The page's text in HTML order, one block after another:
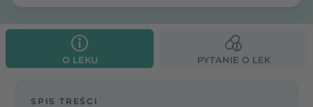
O LEKU PYTANIE O LEK
SPIS TREŚCI